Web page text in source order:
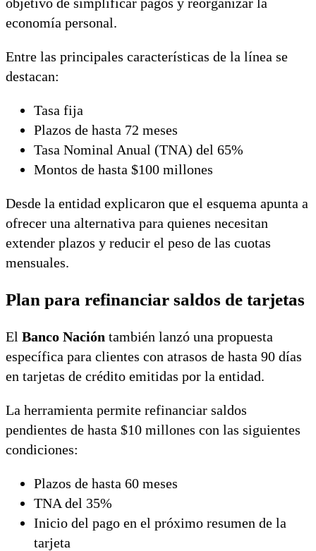
economía personal.
Entre las principales características de la línea se
destacan:
Tasa fija
Plazos de hasta 72 meses
Tasa Nominal Anual (TNA) del 65%
Montos de hasta $100 millones
Desde la entidad explicaron que el esquema apunta a
ofrecer una alternativa para quienes necesitan
extender plazos y reducir el peso de las cuotas
mensuales.
Plan para refinanciar saldos de tarjetas
El Banco Nación también lanzó una propuesta
específica para clientes con atrasos de hasta 90 días
en tarjetas de crédito emitidas por la entidad.
La herramienta permite refinanciar saldos
pendientes de hasta $10 millones con las siguientes
condiciones:
Plazos de hasta 60 meses
TNA del 35%
Inicio del pago en el próximo resumen de la
tarjeta